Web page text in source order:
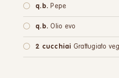
q.b. Pepe
q.b. Olio evo
2 cucchiai Grattugiato